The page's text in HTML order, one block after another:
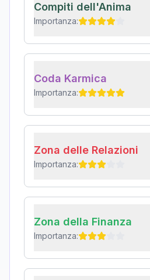
Compiti dell'Anima
Importanza:
Coda Karmica
Importanza:
Zona delle Relazioni
Importanza:
Zona della Finanza
Importanza: